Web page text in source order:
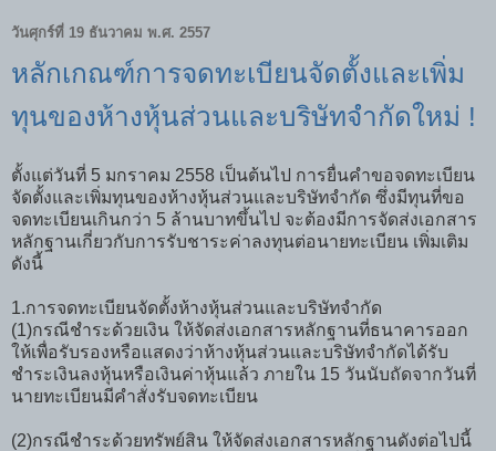
วันศุกร์ที่ 19 ธันวาคม พ.ศ. 2557
หลักเกณฑ์การจดทะเบียนจัดตั้งและเพิ่ม
ทุนของห้างหุ้นส่วนและบริษัทจำกัดใหม่ !
ตั้งแต่วันที่ 5 มกราคม 2558 เป็นต้นไป การยื่นคำขอจดทะเบียน
จัดตั้งและเพิ่มทุนของห้างหุ้นส่วนและบริษัทจำกัด ซึ่งมีทุนที่ขอ
จดทะเบียนเกินกว่า 5 ล้านบาทขึ้นไป จะต้องมีการจัดส่งเอกสาร
หลักฐานเกี่ยวกับการรับชาระค่าลงทุนต่อนายทะเบียน เพิ่มเติม
ดังนี้
1.การจดทะเบียนจัดตั้งห้างหุ้นส่วนและบริษัทจำกัด
(1)กรณีชำระด้วยเงิน ให้จัดส่งเอกสารหลักฐานที่ธนาคารออก
ให้เพื่อรับรองหรือแสดงว่าห้างหุ้นส่วนและบริษัทจำกัดได้รับ
ชำระเงินลงหุ้นหรือเงินค่าหุ้นแล้ว ภายใน 15 วันนับถัดจากวันที่
นายทะเบียนมีคำสั่งรับจดทะเบียน
(2)กรณีชำระด้วยทรัพย์สิน ให้จัดส่งเอกสารหลักฐานดังต่อไปนี้